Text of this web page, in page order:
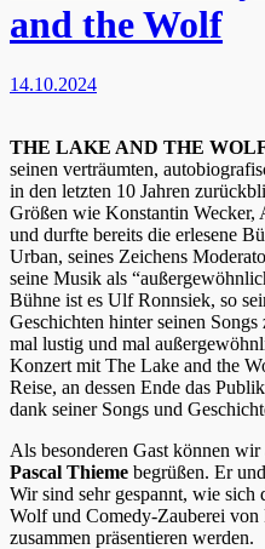
and the Wolf
14.10.2024
THE LAKE AND THE
seinen verträumten,
in den letzten 10 Jahren
Größen wie Konstantin
und durfte bereits die erlesene
Urban, seines Zeichens
seine Musik als
Bühne ist es Ulf Ronnsiek, so
Geschichten hinter seinen
mal lustig und mal
Konzert mit The Lake and the
Reise, an dessen Ende das
dank seiner Songs und
Als besonderen Gast können
Pascal Thieme begrüßen. Er
Wir sind sehr gespannt, wie
Wolf und Comedy-Zauberei von
zusammen präsentieren werden.